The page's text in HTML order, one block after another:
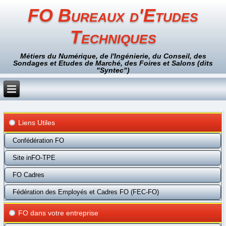
FO Bureaux d'Etudes
Techniques
Métiers du Numérique, de l'Ingénierie, du Conseil, des
Sondages et Etudes de Marché, des Foires et Salons (dits
"Syntec")
Liens Utiles
Confédération FO
Site inFO-TPE
FO Cadres
Fédération des Employés et Cadres FO (FEC-FO)
FO dans votre entreprise